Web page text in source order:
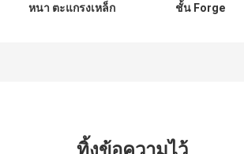
หนา ตะแกรงเหล็ก
ชั้น Forge